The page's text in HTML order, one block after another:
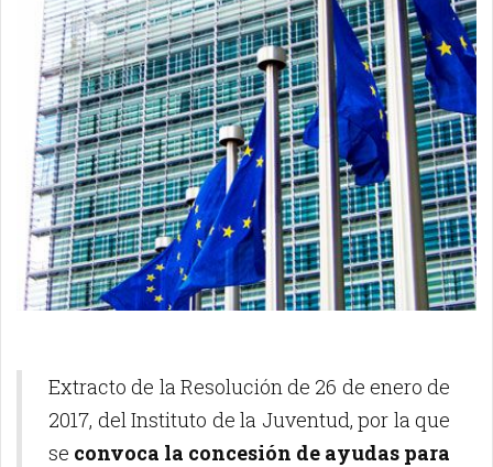
Extracto de la Resolución de 26 de enero de
2017, del Instituto de la Juventud, por la que
se convoca la concesión de ayudas para